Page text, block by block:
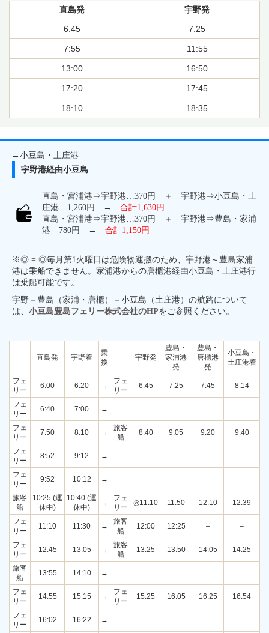
直島発
宇野発
6:45
7:25
7:55 11:55
13:00 16:50
17:20 17:45
18:10 18:35
→小豆島・土庄港
宇野港経由小豆島
直島・宮浦港⇒宇野港…370円 ＋ 宇野港⇒小豆島・土
庄港 1,260円 → 合計1,630円
直島・宮浦港⇒宇野港…370円 ＋ 宇野港⇒豊島・家浦
港 780円 → 合計1,150円
※◎ = ◎毎月第1火曜日は危険物運搬のため、宇野港～豊島家浦
港は乗船できません。家浦港からの唐櫃港経由小豆島・土庄港行
は乗船可能です。
宇野－豊島（家浦・唐櫃）－小豆島（土庄港）の航路について
は、 小豆島豊島フェリー株式会社のHPをご参照ください。
直島発 宇野着
乗
換
宇野発
豊島・
家浦港
発
豊島・
唐櫃港
発
小豆島・
土庄港着
フェ
リー
6:00 6:20 →
フェ
リー
6:45 7:25 7:45 8:14
フェ
リー
6:40 7:00 →
フェ
リー
7:50 8:10 →
旅客
船
8:40 9:05 9:20 9:40
フェ
リー
8:52 9:12 →
フェ
リー
9:52 10:12 →
旅客
船
10:25 (運
休中)
10:40 (運
休中)
→
フェ
リー
◎11:10 11:50 12:10 12:39
フェ
リー
11:10 11:30 →
旅客
船
12:00 12:25 – –
フェ
リー
12:45 13:05 →
旅客
船
13:25 13:50 14:05 14:25
旅客
船
13:55 14:10 →
フェ
リー
14:55 15:15 →
フェ
リー
15:25 16:05 16:25 16:54
フェ
リー
16:02 16:22 →